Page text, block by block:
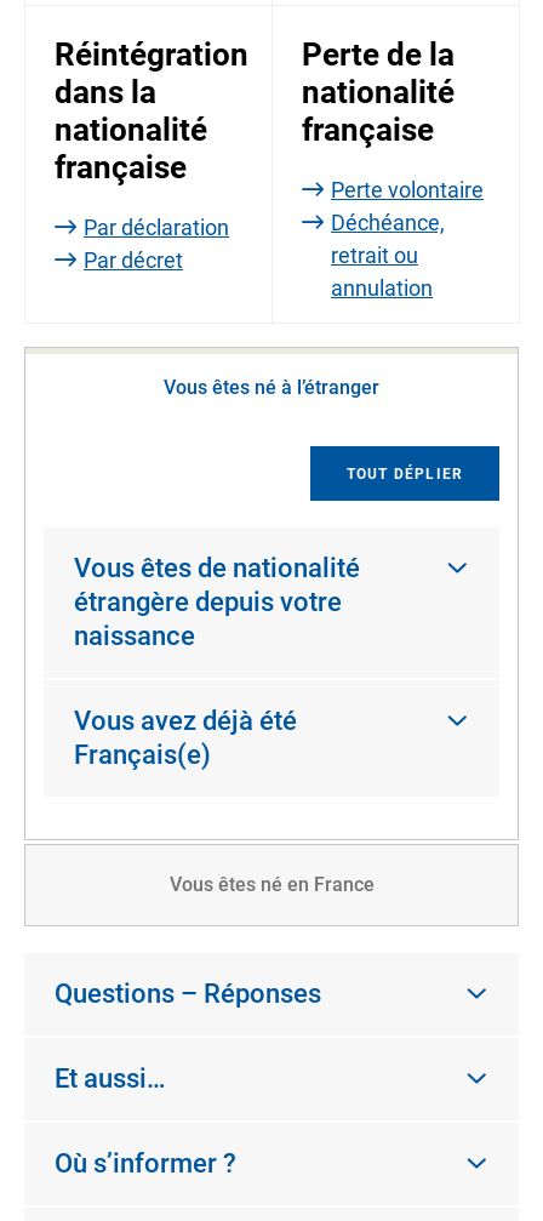
Réintégration
dans la
nationalité
française
Par déclaration
Par décret
Perte de la
nationalité
française
Perte volontaire
Déchéance,
retrait ou
annulation
Vous êtes né à l’étranger
TOUT DÉPLIER
Vous êtes de nationalité
étrangère depuis votre
naissance
Vous avez déjà été
Français(e)
Vous êtes né en France
Questions – Réponses
Et aussi…
Où s’informer ?